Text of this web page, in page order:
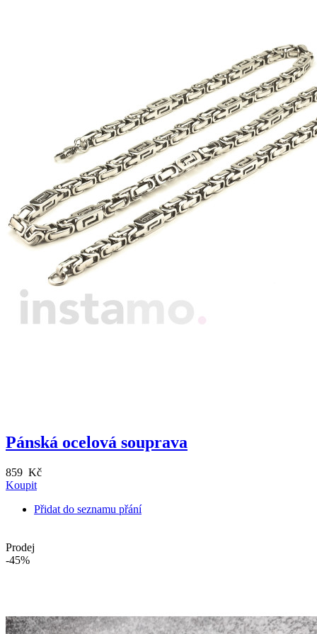
Pánská ocelová souprava
859 Kč
Koupit
Přidat do seznamu přání
Prodej
-45%